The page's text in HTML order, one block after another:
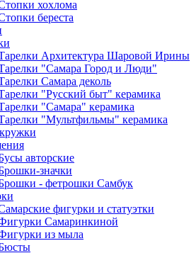
хохлома
береста
Архитектура Шаровой Ирины
"Самара Город и Люди"
Самара деколь
"Русский быт" керамика
"Самара" керамика
"Мультфильмы" керамика
авторские
значки
- фетрошки Самбук
фигурки и статуэтки
Самаринкиной
из мыла